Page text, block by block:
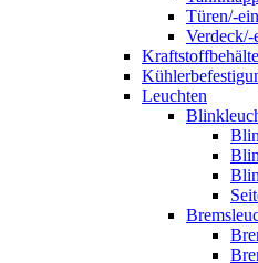
Türen/-
Verdeck/-
Leuchten